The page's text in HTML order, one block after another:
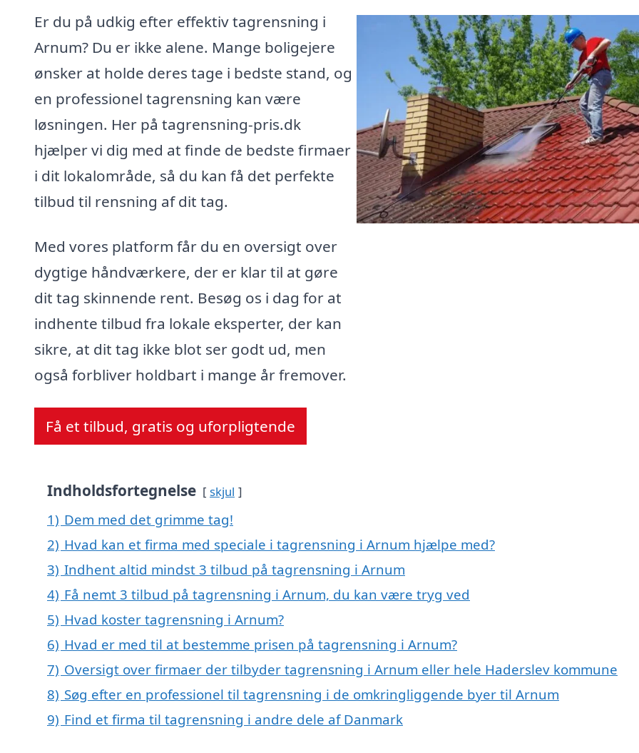
Er du på udkig efter effektiv tagrensning i
Arnum? Du er ikke alene. Mange boligejere
ønsker at holde deres tage i bedste stand, og
en professionel tagrensning kan være
løsningen. Her på tagrensning-pris.dk
hjælper vi dig med at finde de bedste firmaer
i dit lokalområde, så du kan få det perfekte
tilbud til rensning af dit tag.
Med vores platform får du en oversigt over
dygtige håndværkere, der er klar til at gøre
dit tag skinnende rent. Besøg os i dag for at
indhente tilbud fra lokale eksperter, der kan
sikre, at dit tag ikke blot ser godt ud, men
også forbliver holdbart i mange år fremover.
Få et tilbud, gratis og uforpligtende
Indholdsfortegnelse skjul
1) Dem med det grimme tag!
2) Hvad kan et firma med speciale i tagrensning i Arnum hjælpe med?
3) Indhent altid mindst 3 tilbud på tagrensning i Arnum
4) Få nemt 3 tilbud på tagrensning i Arnum, du kan være tryg ved
5) Hvad koster tagrensning i Arnum?
6) Hvad er med til at bestemme prisen på tagrensning i Arnum?
7) Oversigt over firmaer der tilbyder tagrensning i Arnum eller hele Haderslev kommune
8) Søg efter en professionel til tagrensning i de omkringliggende byer til Arnum
9) Find et firma til tagrensning i andre dele af Danmark